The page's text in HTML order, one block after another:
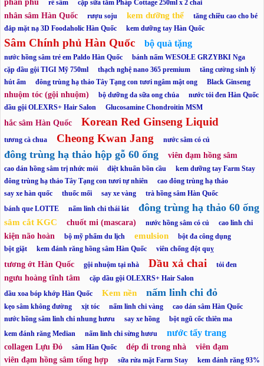
phấn phủ rễ sâm cặp sữa tắm Pháp Cottage 250ml x 2 chai
nhân sâm Hàn Quốc rượu soju kem dưỡng thể
tăng chiều cao cho bé
đắp mặt nạ 3D Foodaholic Hàn Quốc
kem dưỡng tay Hàn Quốc
Sâm Chính phủ Hàn Quốc bộ quà tặng
nước hồng sâm trẻ em Paldo Hàn Quốc
bánh nấm WESOŁE GRZYBKI Nga
cặp dầu gội TIGI Mỹ 750ml
thạch nghệ nano 365 premium
tăng cường sinh lý
hút ẩm
đông trùng hạ thảo Tây Tạng con tươi ngâm mật ong Black Ginseng
nhuộm tóc (gội nhuộm) bộ dưỡng da sữa ong chúa
nước tỏi đen Hàn Quốc
dầu gội OLEXRS+ Hair Salon
Glucosamine Chondroitin MSM
hắc sâm Hàn Quốc Korean Red Ginseng Liquid
tương cà chua Cheong Kwan Jang nước sâm có củ
đông trùng hạ thảo hộp gỗ 60 ống viên đạm hồng sâm
cao dán hồng sâm trị nhức mỏi diệt khuẩn bồn cầu
kem dưỡng tay Farm Stay
đông trùng hạ thảo Tây Tạng con tươi tự nhiên
cao đông trùng hạ thảo
say xe hàn quốc
thuốc mối say xe vàng
trà hồng sâm Hàn Quốc
bánh que LOTTE
nấm linh chi thái lát đông trùng hạ thảo 60 ống
sâm cắt KGC chuốt mi (mascara) nước hồng sâm có củ cao linh chi
kiện não hoàn bộ mỹ phẩm du lịch emulsion
bột đa công dụng
bột giặt
kem đánh răng hồng sâm Hàn Quốc viên chống đột quỵ
tương ớt Hàn Quốc gội nhuộm tại nhà Dầu xả chai tỏi đen
ngưu hoàng tĩnh tâm
cặp dầu gội OLEXRS+ Hair Salon
dầu xoa bóp khớp Hàn Quốc
Kem nền nấm linh chi đỏ
kẹo sâm không đường xịt tóc nấm linh chi vàng
cao dán sâm Hàn Quốc
nước hồng sâm linh chi nhung hươu
say xe hồng
bột ngũ cốc thiên ma
kem đánh răng Median
nấm linh chi sừng hươu nước tẩy trang
collagen Lựu Đỏ sâm Hàn Quốc dép đi trong nhà
viên đạm
viên đạm hồng sâm tổng hợp
sữa rửa mặt Farm Stay kem đánh răng 93%